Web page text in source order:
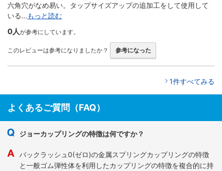
六角穴がなめ易い。タップサイズアップの追加工をして使用して
いる...もっと読む
0人が参考にしています。
このレビューは参考になりましたか？ 参考になった
1件すべてみる
よくあるご質問（FAQ）
ジョーカップリングの特徴は何ですか？
バックラッシュ0(ゼロ)の金属スプリングカップリングの特徴
と一般ゴム弾性体を利用したカップリングの特徴を複合的に持